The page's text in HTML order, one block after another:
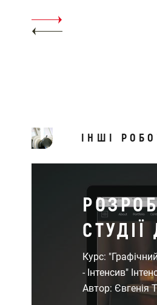
ІНШІ
СТУДІЇ
Курс:
- Інтенсив"
Автор: Євгенія